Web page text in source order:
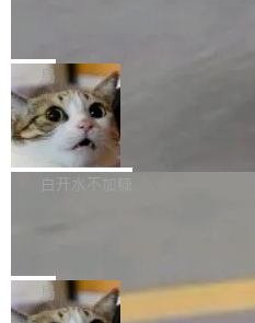
个小型数据库，应用天然按分片
库的竞争和爆炸半径问题在设计
了。 闲置的 cell 会休眠到几乎不
l 迁移或唤醒时，新宿主从 S3 恢
库继续执行。存储库是持久化的唯
高价的三星折叠（三星Galaxy Z
Fold8 / Z Flip8）外，其余要么是
例如iQOO Z11i、REDMI Note
te 17 Pro、OPPO K15，要么是
样的次旗舰。 Galaxy Z Fold8
Z Flip8三款折叠屏新机均在7月22
部搭载骁龙8 Elite Gen5 for
Zed 编辑器团队发布了新项目
个在 git commit 之间记录每一次
本控制系统。目前处于 Early
ltaDB 的核心思路直接写在
眼的位置：「Software is made
mits」——软件是在 commit 之间
是把这段空隙补上。 回退到任何一
aDB 捕获 commit 之间的每一次操
局
SpaceXAI 单季资本开支达 183
根据风险投资人Tomer Tunguz 博
析）披露的最新分析与第二季度业
微软同期总资本开支的四成。 与亚
bet、微软以及 Meta 等传统科技巨
白开水不加糖
一个在终端里运行的编程 agent；
1.2，驱动这个 agent 的新模型。
局